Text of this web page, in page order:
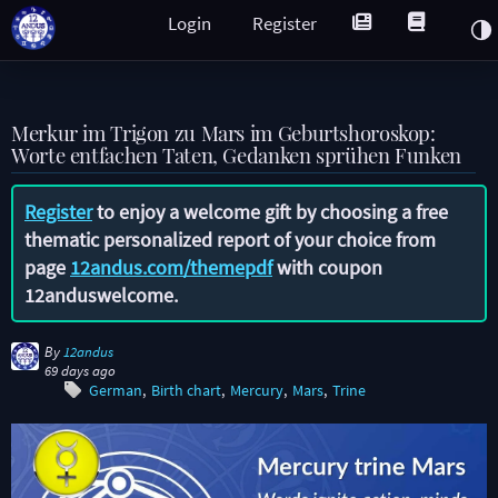
Register
Login
Merkur im Trigon zu Mars im Geburtshoroskop:
Worte entfachen Taten, Gedanken sprühen Funken
Registerto enjoy a welcome gift by choosing a free
thematic personalized report of your choice from
page 12andus.com/themepdfwith coupon
12anduswelcome.
By 12andus
69 days ago
German Birth chart Mercury Mars Trine